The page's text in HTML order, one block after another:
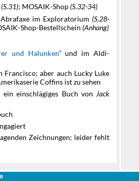
(S.31); MOSAIK-Shop(S.32-34)
im Exploratorium (S.28-
Shop-Bestellschein(Anhang)
und Halunken und im Aldi-
Francisco; aber auch Lucky Luke
Coffins ist zu sehen
einschlägiges Buch von Jack
Zeichnungen; leider fehlt